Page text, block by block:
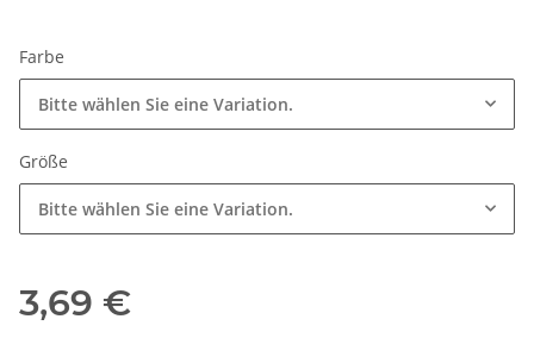
Farbe
Bitte wählen Sie eine Variation.
Größe
Bitte wählen Sie eine Variation.
3,69 €